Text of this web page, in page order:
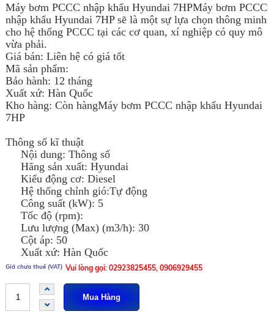
Máy bơm PCCC nhập khẩu Hyundai 7HPMáy bơm PCCC
nhập khẩu Hyundai 7HP sẽ là một sự lựa chọn thông minh
cho hệ thống PCCC tại các cơ quan, xí nghiệp có quy mô
vừa phải.
Giá bán: Liên hệ có giá tốt
Mã sản phẩm:
Bảo hành: 12 tháng
Xuất xứ: Hàn Quốc
Kho hàng: Còn hàngMáy bơm PCCC nhập khẩu Hyundai
7HP
Thông số kĩ thuật
Nội dung: Thông số
Hãng sản xuất: Hyundai
Kiểu động cơ: Diesel
Hệ thống chỉnh gió:Tự động
Công suất (kW): 5
Tốc độ (rpm):
Lưu lượng (Max) (m3/h): 30
Cột áp: 50
Xuất xứ: Hàn Quốc
Vui lòng gọi: 02923825455, 0906929455